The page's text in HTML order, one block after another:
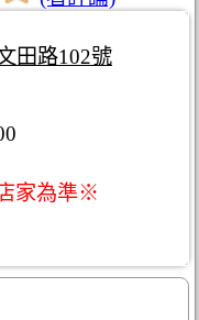
田路102號
家為準※